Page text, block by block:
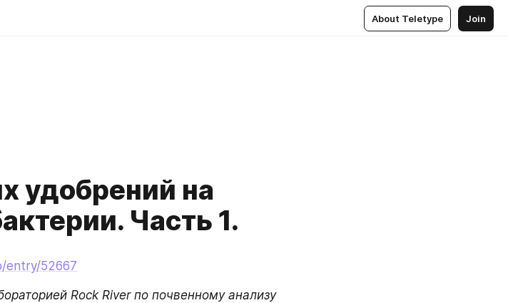
About Teletype Join
удобрений на
Часть 1.
entry/52667
Rock River по почвенному анализу